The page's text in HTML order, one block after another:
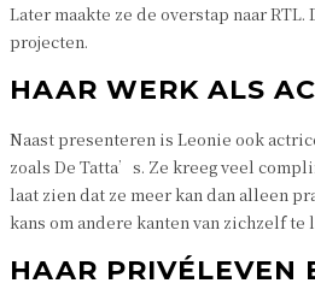
Later maakte ze de overstap naar RTL.
projecten.
HAAR WERK ALS
Naast presenteren is Leonie ook
zoals De Tatta’s. Ze kreeg veel
laat zien dat ze meer kan dan alleen
kans om andere kanten van zichzelf te
HAAR PRIVÉLEVEN